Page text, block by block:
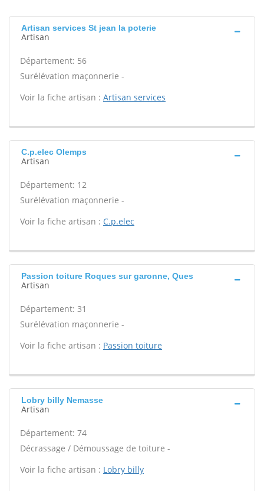
Artisan services St jean la poterie
Artisan
Département: 56
Surélévation maçonnerie -
Voir la fiche artisan : Artisan services
C.p.elec Olemps
Artisan
Département: 12
Surélévation maçonnerie -
Voir la fiche artisan : C.p.elec
Passion toiture Roques sur garonne, Ques
Artisan
Département: 31
Surélévation maçonnerie -
Voir la fiche artisan : Passion toiture
Lobry billy Nemasse
Artisan
Département: 74
Décrassage / Démoussage de toiture -
Voir la fiche artisan : Lobry billy